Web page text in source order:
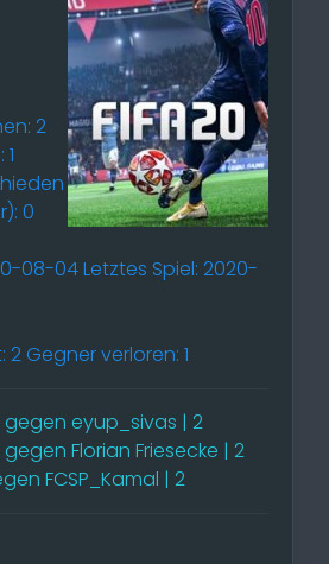
2
0
08-04 Letztes Spiel: 2020-
Gegner verloren: 1
eyup_sivas | 2
Florian Friesecke | 2
FCSP_Kamal | 2